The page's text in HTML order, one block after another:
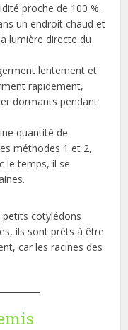
proche de 100 %.
un endroit chaud et
lumière directe du
lentement et
rapidement,
dormants pendant
quantité de
méthodes 1 et 2,
le temps, il se
cotylédons
ils sont prêts à être
car les racines des